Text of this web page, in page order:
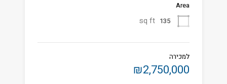
Area
135
sq ft
למכירה
₪2,750,000